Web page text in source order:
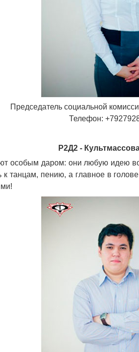
Председатель социальной
Телефон:
Р2Д2 -
особым даром: они любую идею
танцам, пению, а главное в